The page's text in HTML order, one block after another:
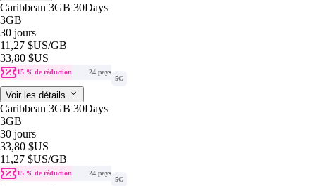
Caribbean 3GB 30Days
3GB
30 jours
11,27 $US/GB
33,80 $US
15 % de réduction
24 pays
5G
Voir les détails
Caribbean 3GB 30Days
3GB
30 jours
33,80 $US
11,27 $US/GB
15 % de réduction
24 pays
5G